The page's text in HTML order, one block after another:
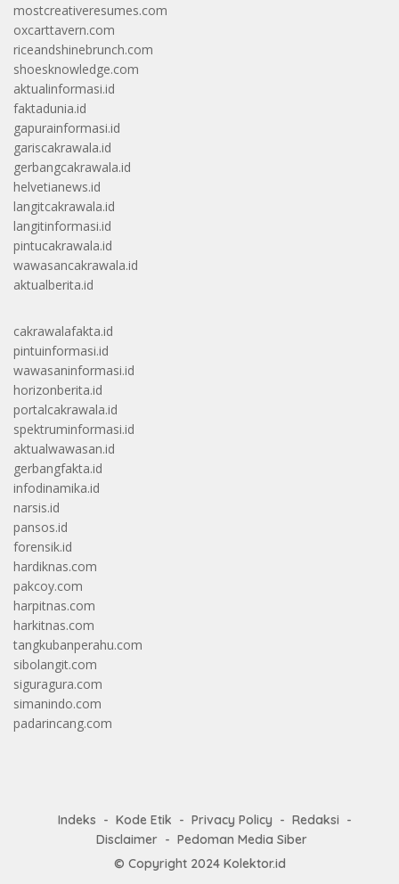
mostcreativeresumes.com
oxcarttavern.com
riceandshinebrunch.com
shoesknowledge.com
aktualinformasi.id
faktadunia.id
gapurainformasi.id
gariscakrawala.id
gerbangcakrawala.id
helvetianews.id
langitcakrawala.id
langitinformasi.id
pintucakrawala.id
wawasancakrawala.id
aktualberita.id
cakrawalafakta.id
pintuinformasi.id
wawasaninformasi.id
horizonberita.id
portalcakrawala.id
spektruminformasi.id
aktualwawasan.id
gerbangfakta.id
infodinamika.id
narsis.id
pansos.id
forensik.id
hardiknas.com
pakcoy.com
harpitnas.com
harkitnas.com
tangkubanperahu.com
sibolangit.com
siguragura.com
simanindo.com
padarincang.com
Indeks Kode Etik Privacy Policy
Redaksi
Disclaimer
Pedoman Media Siber
© Copyright 2024 Kolektor.id